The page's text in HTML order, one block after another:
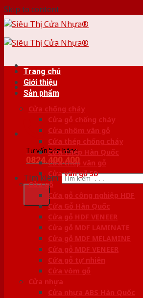
Skip to content
Tư vấn bán hàng
0824.400.400
Tìm kiếm:
Trang chủ
Giới thiệu
Sản phẩm
Cửa chống cháy
Cửa gỗ chống cháy
Cửa nhôm vân gỗ
Cửa thép chống cháy
Cửa Thép Hàn Quốc
Cửa thép vân gỗ
Cửa vân gỗ 5D
Cửa gỗ
Cửa gỗ công nghiệp HDF
Cửa Gỗ Hàn Quốc
Cửa gỗ HDF VENEER
Cửa gỗ MDF LAMINATE
Cửa gỗ MDF MELAMINE
Cửa gỗ MDF VENEER
Cửa gỗ tự nhiên
Cửa vòm gỗ
Cửa nhựa
Cửa nhựa ABS Hàn Quốc